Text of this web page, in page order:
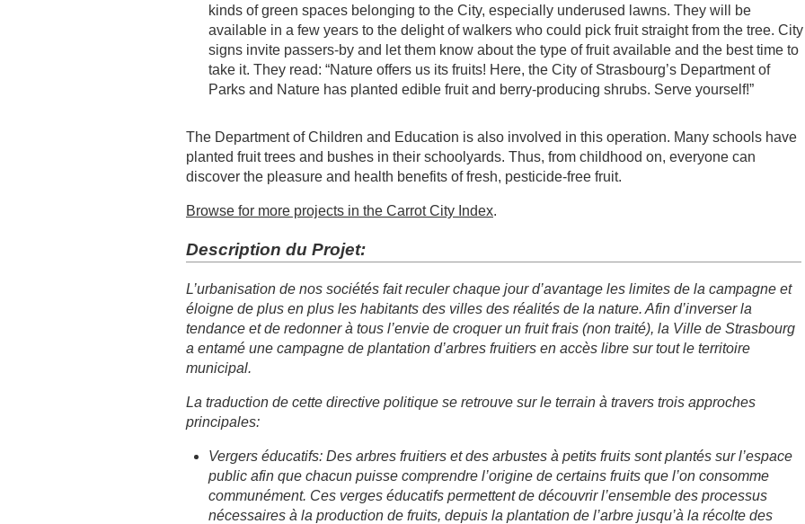
kinds of green spaces belonging to the City, especially underused lawns. They will be
available in a few years to the delight of walkers who could pick fruit straight from the tree. City
signs invite passers-by and let them know about the type of fruit available and the best time to
take it. They read: “Nature offers us its fruits! Here, the City of Strasbourg’s Department of
Parks and Nature has planted edible fruit and berry-producing shrubs. Serve yourself!”
The Department of Children and Education is also involved in this operation. Many schools have
planted fruit trees and bushes in their schoolyards. Thus, from childhood on, everyone can
discover the pleasure and health benefits of fresh, pesticide-free fruit.
Browse for more projects in the Carrot City Index.
Description du Projet:
L’urbanisation de nos sociétés fait reculer chaque jour d’avantage les limites de la campagne et
éloigne de plus en plus les habitants des villes des réalités de la nature. Afin d’inverser la
tendance et de redonner à tous l’envie de croquer un fruit frais (non traité), la Ville de Strasbourg
a entamé une campagne de plantation d’arbres fruitiers en accès libre sur tout le territoire
municipal.
La traduction de cette directive politique se retrouve sur le terrain à travers trois approches
principales:
Vergers éducatifs: Des arbres fruitiers et des arbustes à petits fruits sont plantés sur l’espace
public afin que chacun puisse comprendre l’origine de certains fruits que l’on consomme
communément. Ces verges éducatifs permettent de découvrir l’ensemble des processus
nécessaires à la production de fruits, depuis la plantation de l’arbre jusqu’à la récolte des